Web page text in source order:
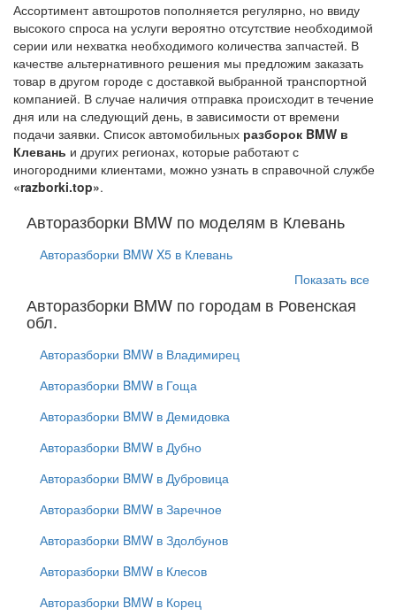
Ассортимент автошротов пополняется регулярно, но ввиду
высокого спроса на услуги вероятно отсутствие необходимой
серии или нехватка необходимого количества запчастей. В
качестве альтернативного решения мы предложим заказать
товар в другом городе с доставкой выбранной транспортной
компанией. В случае наличия отправка происходит в течение
дня или на следующий день, в зависимости от времени
подачи заявки. Список автомобильных разборок BMW в
Клевань и других регионах, которые работают с
иногородними клиентами, можно узнать в справочной службе
«razborki.top».
Авторазборки BMW по моделям в Клевань
Авторазборки BMW X5 в Клевань
Показать все
Авторазборки BMW по городам в Ровенская
обл.
Авторазборки BMW в Владимирец
Авторазборки BMW в Гоща
Авторазборки BMW в Демидовка
Авторазборки BMW в Дубно
Авторазборки BMW в Дубровица
Авторазборки BMW в Заречное
Авторазборки BMW в Здолбунов
Авторазборки BMW в Клесов
Авторазборки BMW в Корец